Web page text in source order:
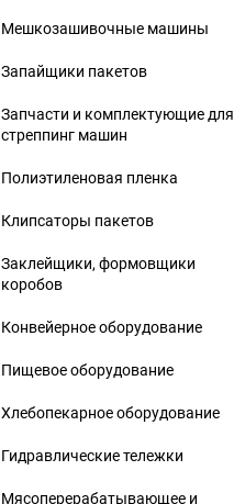
Мешкозашивочные машины
Запайщики пакетов
Запчасти и комплектующие для
стреппинг машин
Полиэтиленовая пленка
Клипсаторы пакетов
Заклейщики, формовщики
коробов
Конвейерное оборудование
Пищевое оборудование
Хлебопекарное оборудование
Гидравлические тележки
Мясоперерабатывающее и